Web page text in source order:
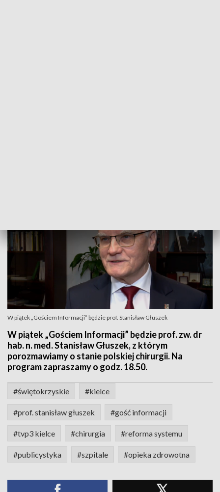
W piątek „Gościem Informacji” będzie prof. Stanisław Głuszek
W piątek „Gościem Informacji” będzie prof. zw. dr
hab. n. med. Stanisław Głuszek, z którym
porozmawiamy o stanie polskiej chirurgii. Na
program zapraszamy o godz. 18.50.
#świętokrzyskie #kielce
#prof. stanisław głuszek #gość informacji
#tvp3 kielce #chirurgia #reforma systemu
#publicystyka #szpitale #opieka zdrowotna